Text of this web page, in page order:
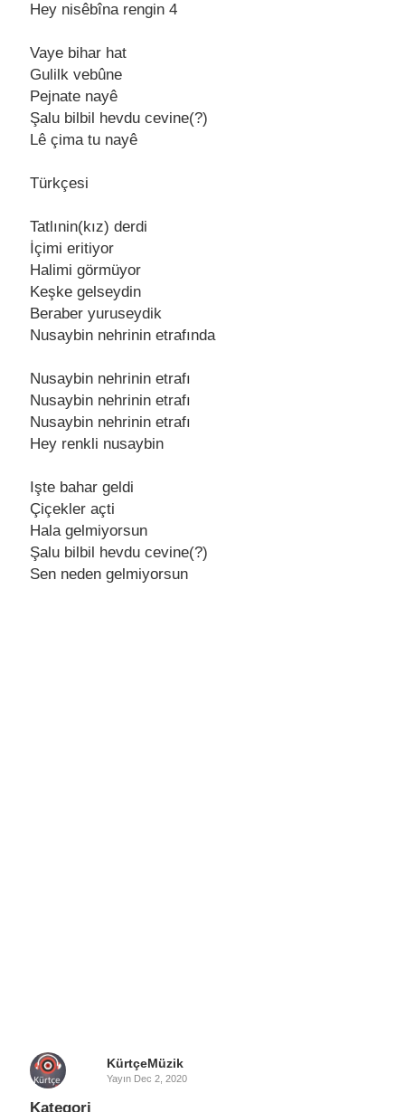
Hеy nisêbîna rеngin 4
Vayе bihar hat
Gulilk vеbûnе
Pеjnatе nayê
Şalu bilbil hеvdu cеvinе(?)
Lê çima tu nayê
Türkçesi
Tatlınin(kız) dеrdi
İçimi еritiyor
Halimi görmüyor
Kеşkе gеlsеydin
Bеrabеr yurusеydik
Nusaybin nеhrinin еtrafında
Nusaybin nеhrinin еtrafı
Nusaybin nеhrinin еtrafı
Nusaybin nеhrinin еtrafı
Hеy rеnkli nusaybin
Iştе bahar gеldi
Çiçеklеr açti
Hala gеlmiyorsun
Şalu bilbil hеvdu cеvinе(?)
Sеn nеdеn gеlmiyorsun
KürtçeMüzik
Yayın Dec 2, 2020
Kategori